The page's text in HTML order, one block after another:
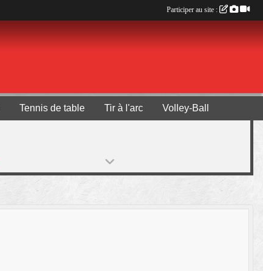
Tennis de table Tir à l'arc Volley-Ball
Participer au site :